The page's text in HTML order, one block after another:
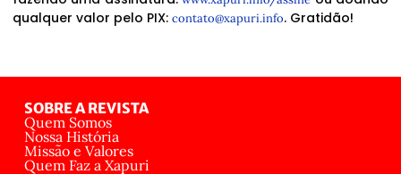
qualquer valor pelo PIX: contato@xapuri.info. Gratidão!
SOBRE A REVISTA
Quem Somos
Nossa História
Missão e Valores
Quem Faz a Xapuri